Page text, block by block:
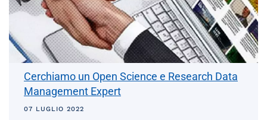
Cerchiamo un Open Science e Research Data
Management Expert
07 LUGLIO 2022